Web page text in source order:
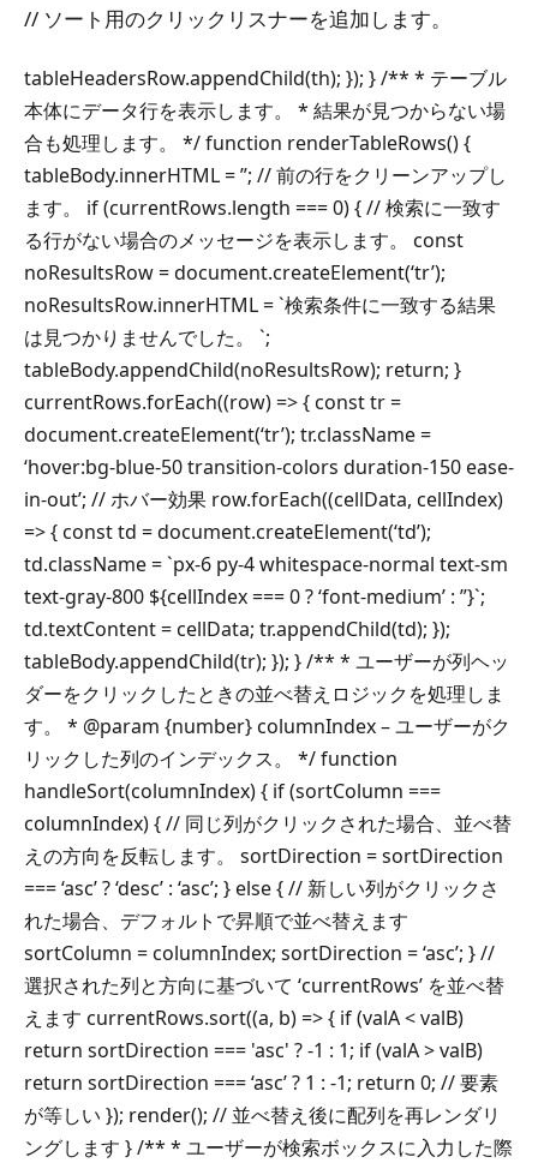
// ソート用のクリックリスナーを追加します。
tableHeadersRow.appendChild(th); }); } /** * テーブル
本体にデータ行を表示します。 * 結果が見つからない場
合も処理します。 */ function renderTableRows() {
tableBody.innerHTML = ”; // 前の行をクリーンアップし
ます。 if (currentRows.length === 0) { // 検索に一致す
る行がない場合のメッセージを表示します。 const
noResultsRow = document.createElement(‘tr’);
noResultsRow.innerHTML = `検索条件に一致する結果
は見つかりませんでした。 `;
tableBody.appendChild(noResultsRow); return; }
currentRows.forEach((row) => { const tr =
document.createElement(‘tr’); tr.className =
‘hover:bg-blue-50 transition-colors duration-150 ease-
in-out’; // ホバー効果 row.forEach((cellData, cellIndex)
=> { const td = document.createElement(‘td’);
td.className = `px-6 py-4 whitespace-normal text-sm
text-gray-800 ${cellIndex === 0 ? ‘font-medium’ : ”}`;
td.textContent = cellData; tr.appendChild(td); });
tableBody.appendChild(tr); }); } /** * ユーザーが列ヘッ
ダーをクリックしたときの並べ替えロジックを処理しま
す。 * @param {number} columnIndex – ユーザーがク
リックした列のインデックス。 */ function
handleSort(columnIndex) { if (sortColumn ===
columnIndex) { // 同じ列がクリックされた場合、並べ替
えの方向を反転します。 sortDirection = sortDirection
=== ‘asc’ ? ‘desc’ : ‘asc’; } else { // 新しい列がクリックさ
れた場合、デフォルトで昇順で並べ替えます
sortColumn = columnIndex; sortDirection = ‘asc’; } //
選択された列と方向に基づいて ‘currentRows’ を並べ替
えます currentRows.sort((a, b) => { if (valA < valB)
return sortDirection === 'asc' ? -1 : 1; if (valA > valB)
return sortDirection === ‘asc’ ? 1 : -1; return 0; // 要素
が等しい }); render(); // 並べ替え後に配列を再レンダリ
ングします } /** * ユーザーが検索ボックスに入力した際